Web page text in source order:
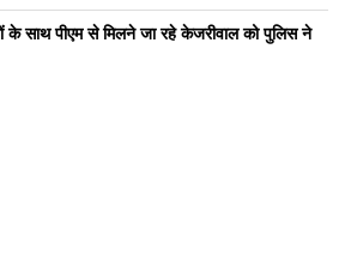
के साथ पीएम से मिलने जा रहे केजरीवाल को पुलिस ने